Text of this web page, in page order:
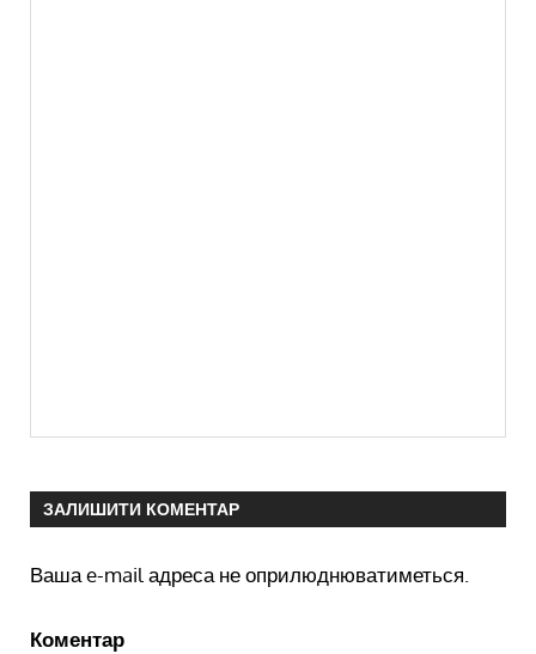
ЗАЛИШИТИ КОМЕНТАР
Ваша e-mail адреса не оприлюднюватиметься.
Коментар